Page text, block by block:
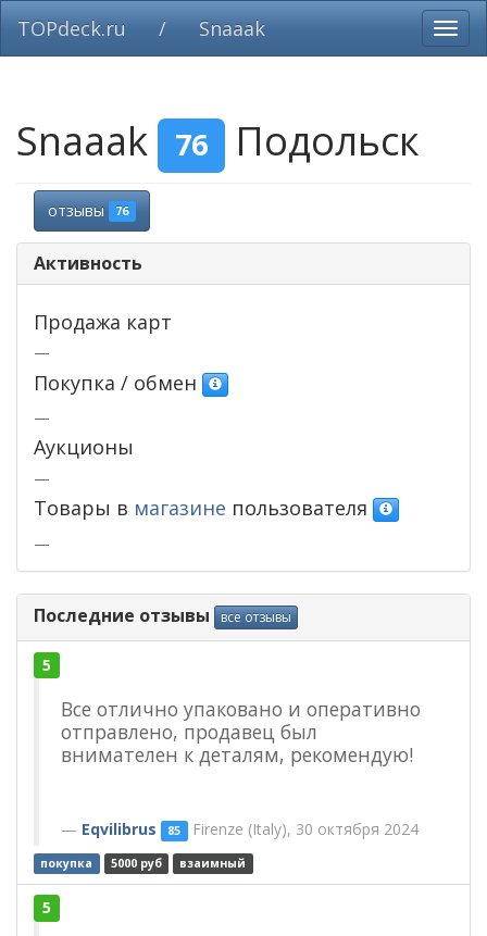
TOPdeck.ru / Snaaak
Snaaak 76 Подольск
отзывы 76
Активность
Продажа карт
—
Покупка / обмен
—
Аукционы
—
Товары в магазине пользователя
—
Последние отзывы все отзывы
5
Все отлично упаковано и оперативно
отправлено, продавец был
внимателен к деталям, рекомендую!
Eqvilibrus 85 Firenze (Italy), 30 октября 2024
покупка 5000 руб взаимный
5